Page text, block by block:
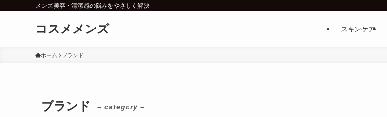
メンズ美容・清潔感の悩みをやさしく解決
コスメメンズ スキンケア
ホーム ブランド
ブランド – category –